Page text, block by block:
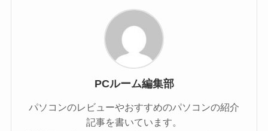
PCルーム編集部
パソコンのレビューやおすすめのパソコンの紹介
記事を書いています。